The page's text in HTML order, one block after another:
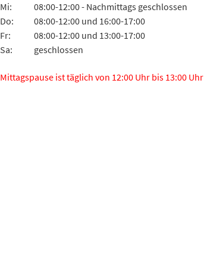
Mi:
08:00-12:00 - Nachmittags geschlossen
Do:
08:00-12:00 und 16:00-17:00
Fr:
08:00-12:00 und 13:00-17:00
Sa:
geschlossen
Mittagspause ist täglich von 12:00 Uhr bis 13:00 Uhr